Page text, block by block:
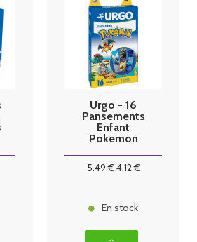
Urgo - 16
Pansements
Enfant
Pokemon
5.49€4.12€
En stock